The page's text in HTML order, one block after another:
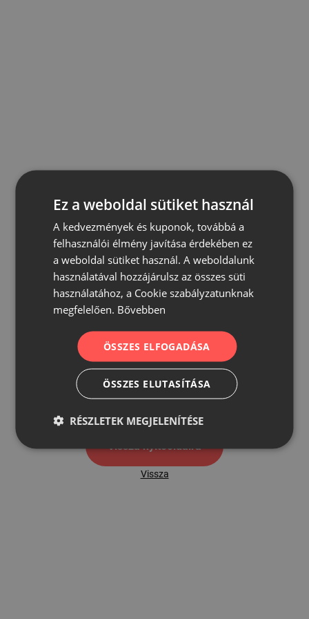
500
Vissza nyítóoldalra
Vissza
Ez a weboldal sütiket használ
A kedvezmények és kuponok, továbbá a
felhasználói élmény javítása érdekében ez
a weboldal sütiket használ. A weboldalunk
használatával hozzájárulsz az összes süti
használatához, a Cookie szabályzatunknak
megfelelően. Bővebben
ÖSSZES ELFOGADÁSA
ÖSSZES ELUTASÍTÁSA
RÉSZLETEK MEGJELENÍTÉSE